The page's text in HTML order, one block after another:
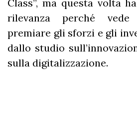
Class”, ma questa volta
rilevanza perché
premiare gli sforzi e gli
dallo studio
sulla digitalizzazione.